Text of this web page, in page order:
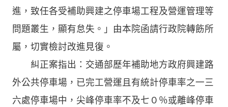
進，致任各受補助興建之停車場工程及營運管理等
問題叢生，顯有怠失。」由本院函請行政院轉飭所
屬，切實檢討改進見復。
糾正案指出：交通部歷年補助地方政府興建路
外公共停車場，已完工營運且有統計停車率之一三
六處停車場中，尖峰停車率不及七０％或離峰停車